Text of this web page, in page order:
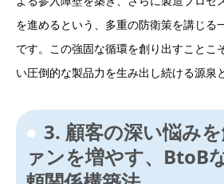
を進めるという、多重の防衛策を講じる
です。この強固な循環を創り出すことこ
い圧倒的な製品力を生み出し続ける源泉
3. 顧客の深い悩み
ァンを増やす、BtoB